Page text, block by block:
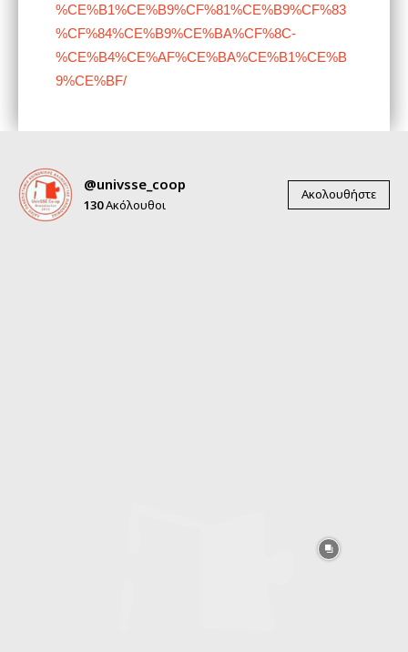
%CE%B1%CE%B9%CF%81%CE%B9%CF%83
%CF%84%CE%B9%CE%BA%CF%8C-
%CE%B4%CE%AF%CE%BA%CE%B1%CE%B
9%CE%BF/
@univsse_coop
130Ακόλουθοι
Ακολουθήστε